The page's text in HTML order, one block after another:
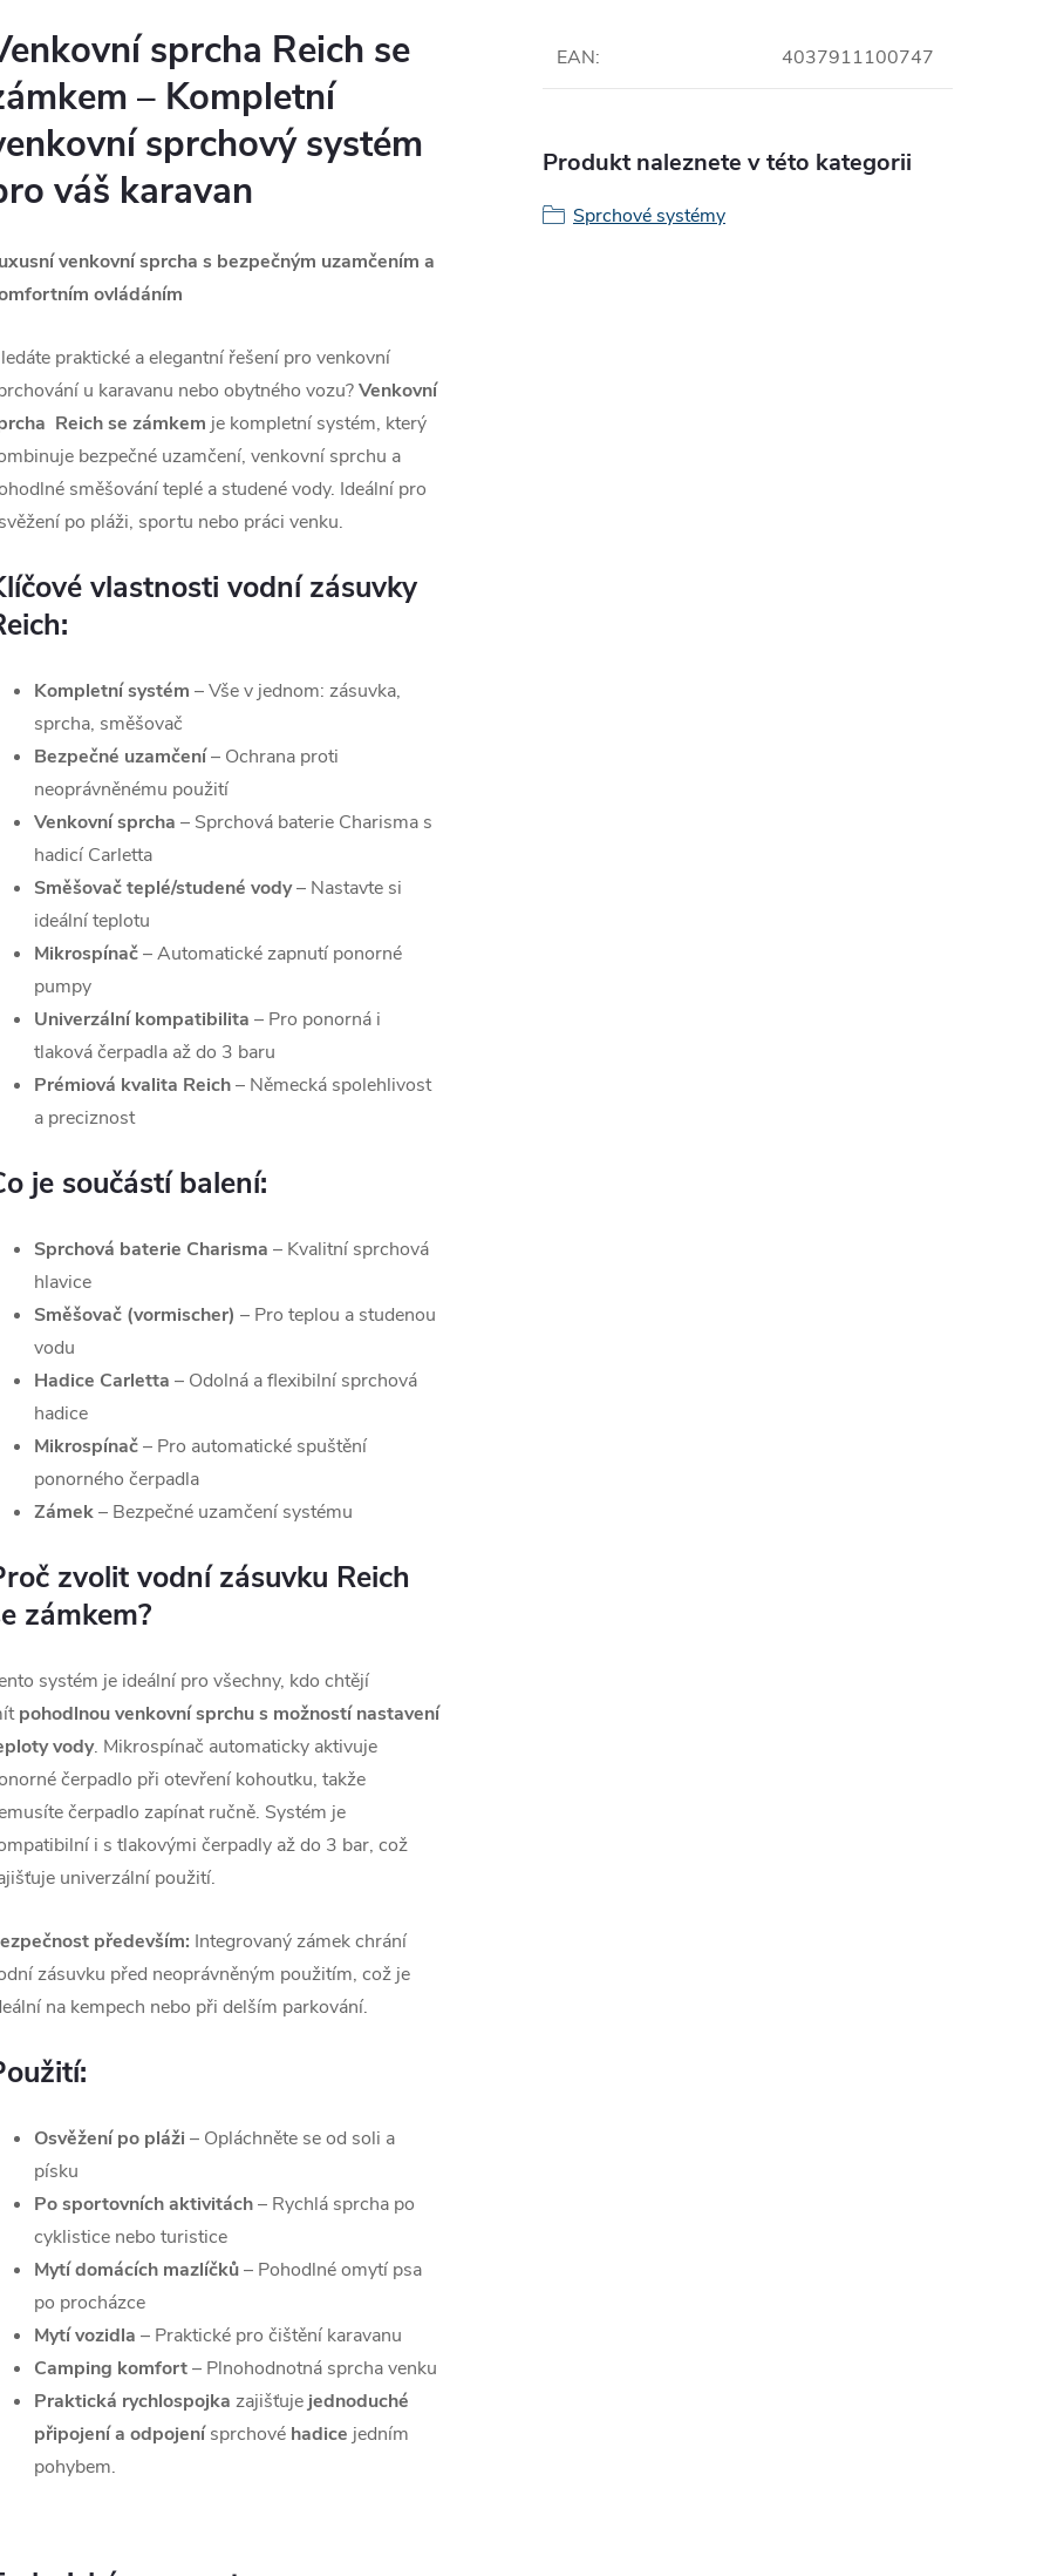
sprcha Reich se
– Kompletní
sprchový systém
váš karavan
venkovní sprcha s bezpečným uzamčením a
ovládáním
praktické a elegantní řešení pro venkovní
u karavanu nebo obytného vozu?Venkovní
Reich se zámkem je kompletní systém, který
bezpečné uzamčení, venkovní sprchu a
směšování teplé a studené vody. Ideální pro
po pláži, sportu nebo práci venku.
vlastnosti vodní zásuvky
Kompletní systém – Vše v jednom: zásuvka,
sprcha, směšovač
Bezpečné uzamčení– Ochrana proti
neoprávněnému použití
Venkovní sprcha – Sprchová baterie Charisma s
hadicí Carletta
Směšovač teplé/studené vody– Nastavte si
ideální teplotu
Mikrospínač– Automatické zapnutí ponorné
pumpy
Univerzální kompatibilita – Pro ponorná i
tlaková čerpadla až do 3 baru
Prémiová kvalita Reich– Německá spolehlivost
a preciznost
je součástí balení:
Sprchová baterie Charisma – Kvalitní sprchová
hlavice
Směšovač (vormischer) – Pro teplou a studenou
vodu
Hadice Carletta – Odolná a flexibilní sprchová
hadice
Mikrospínač– Pro automatické spuštění
ponorného čerpadla
Zámek– Bezpečné uzamčení systému
zvolit vodní zásuvku Reich
zámkem?
systém je ideální pro všechny, kdo chtějí
pohodlnou venkovní sprchu s možností nastavení
vody. Mikrospínač automaticky aktivuje
čerpadlo při otevření kohoutku, takže
čerpadlo zapínat ručně. Systém je
i s tlakovými čerpadly až do 3 bar, což
univerzální použití.
především: Integrovaný zámek chrání
zásuvku před neoprávněným použitím, což je
na kempech nebo při delším parkování.
Osvěžení po pláži – Opláchněte se od soli a
písku
Po sportovních aktivitách– Rychlá sprcha po
cyklistice nebo turistice
Mytí domácích mazlíčků– Pohodlné omytí psa
po procházce
Mytí vozidla – Praktické pro čištění karavanu
Camping komfort– Plnohodnotná sprcha venku
Praktická rychlospojka zajišťuje jednoduché
připojenía odpojenísprchové hadice jedním
pohybem.
EAN: 4037911100747
Produkt naleznete v této kategorii
Sprchové systémy